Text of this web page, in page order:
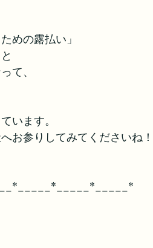
めの露払い」
て、
います。
お参りしてみてくださいね！